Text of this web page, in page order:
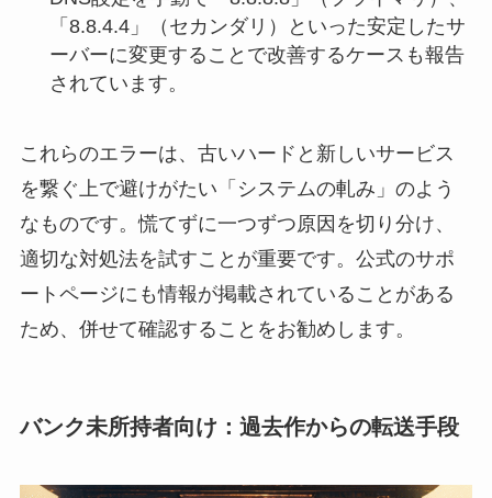
「8.8.4.4」（セカンダリ）といった安定したサ
ーバーに変更することで改善するケースも報告
されています。
これらのエラーは、古いハードと新しいサービス
を繋ぐ上で避けがたい「システムの軋み」のよう
なものです。慌てずに一つずつ原因を切り分け、
適切な対処法を試すことが重要です。公式のサポ
ートページにも情報が掲載されていることがある
ため、併せて確認することをお勧めします。
バンク未所持者向け：過去作からの転送手段